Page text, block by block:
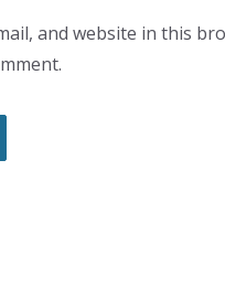
and website in this